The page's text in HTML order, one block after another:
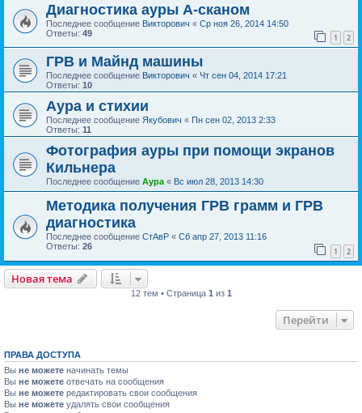
Диагностика ауры А-сканом
Последнее сообщение Викторович « Ср ноя 26, 2014 14:50
Ответы: 49 1 2
ГРВ и Майнд машины
Последнее сообщение Викторович « Чт сен 04, 2014 17:21
Ответы: 10
Аура и стихии
Последнее сообщение Якубович « Пн сен 02, 2013 2:33
Ответы: 11
Фотография ауры при помощи экранов
Кильнера
Последнее сообщение Аура « Вс июл 28, 2013 14:30
Методика получения ГРВ грамм и ГРВ
диагностика
Последнее сообщение СтАвР « Сб апр 27, 2013 11:16
Ответы: 26 1 2
Новая тема
12 тем • Страница 1 из 1
Перейти
ПРАВА ДОСТУПА
Вы не можете начинать темы
Вы не можете отвечать на сообщения
Вы не можете редактировать свои сообщения
Вы не можете удалять свои сообщения